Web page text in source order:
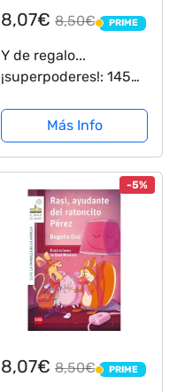
8,07€ 8,50€ PRIME
PRIME
Y de regalo...
¡superpoderes!: 145
Blanca)Más Info
-5%
8,07€ 8,50€ PRIME
PRIME